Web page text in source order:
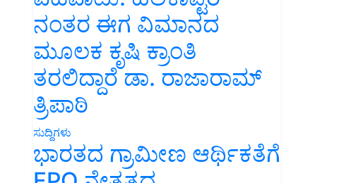
ನಂತರ ಈಗ ವಿಮಾನದ
ಮೂಲಕ ಕೃಷಿ ಕ್ರಾಂತಿ
ತರಲಿದ್ದಾರೆ ಡಾ. ರಾಜಾರಾಮ್
ತ್ರಿಪಾಠಿ
ಸುದ್ದಿಗಳು
ಭಾರತದ ಗ್ರಾಮೀಣ ಆರ್ಥಿಕತೆಗೆ